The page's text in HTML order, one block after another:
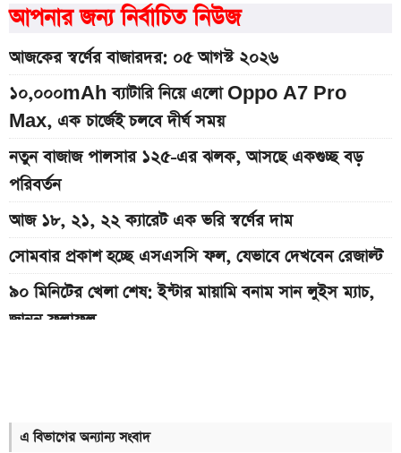
আপনার জন্য নির্বাচিত নিউজ
আজকের স্বর্ণের বাজারদর: ০৫ আগস্ট ২০২৬
১০,০০০mAh ব্যাটারি নিয়ে এলো Oppo A7 Pro
Max, এক চার্জেই চলবে দীর্ঘ সময়
নতুন বাজাজ পালসার ১২৫-এর ঝলক, আসছে একগুচ্ছ বড়
পরিবর্তন
আজ ১৮, ২১, ২২ ক্যারেট এক ভরি স্বর্ণের দাম
সোমবার প্রকাশ হচ্ছে এসএসসি ফল, যেভাবে দেখবেন রেজাল্ট
৯০ মিনিটের খেলা শেষ: ইন্টার মায়ামি বনাম সান লুইস ম্যাচ,
জানুন ফলাফল
অন্ধকারে জ্বলে উঠবে ফোনের পেছন, REDMI K100 Pro
আসছে নতুন চমক নিয়ে
এ বিভাগের অন্যান্য সংবাদ